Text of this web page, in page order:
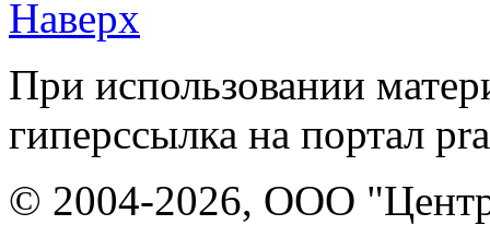
Наверх
При использовании
гиперссылка на портал
© 2004-2026, ООО "Центр